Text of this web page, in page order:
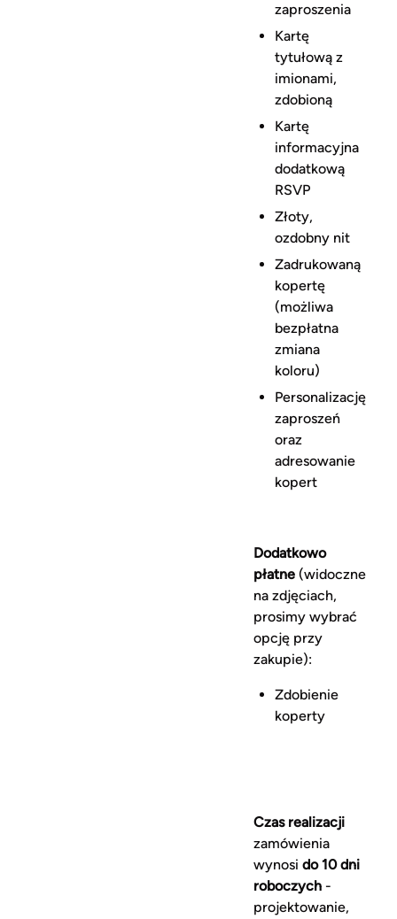
zaproszenia
Kartę
tytułową z
imionami,
zdobioną
Kartę
informacyjna
dodatkową
RSVP
Złoty,
ozdobny nit
Zadrukowaną
kopertę
(możliwa
bezpłatna
zmiana
koloru)
Personalizację
zaproszeń
oraz
adresowanie
kopert
Dodatkowo
płatne (widoczne
na zdjęciach,
prosimy wybrać
opcję przy
zakupie):
Zdobienie
koperty
Czas realizacji
zamówienia
wynosido 10 dni
roboczych -
projektowanie,